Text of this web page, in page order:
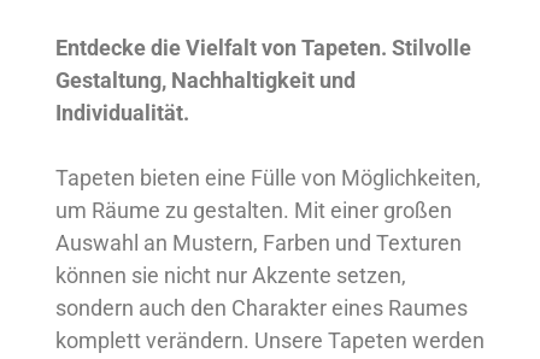
Entdecke die Vielfalt von Tapeten. Stilvolle
Gestaltung, Nachhaltigkeit und
Individualität.
Tapeten bieten eine Fülle von Möglichkeiten,
um Räume zu gestalten. Mit einer großen
Auswahl an Mustern, Farben und Texturen
können sie nicht nur Akzente setzen,
sondern auch den Charakter eines Raumes
komplett verändern. Unsere Tapeten werden